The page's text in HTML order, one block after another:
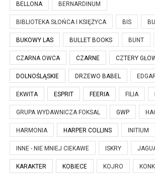
BELLONA BERNARDINUM
BIBLIOTEKA SŁOŃCA I KSIĘŻYCA BIS
BUKOWY LAS BULLET BOOKS BUNT
CZARNA OWCA CZARNE CZTERY
DOLNOŚLĄSKIE DRZEWO BABEL
EKWITA ESPRIT FEERIA FILIA
GRUPA WYDAWNICZA FOKSAL GWP
HARMONIA HARPER COLLINS INITIUM
INNE - NIE MNIEJ CIEKAWE ISKRY
KARAKTER KOBIECE KOJRO